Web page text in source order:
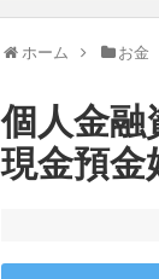
ホーム お金
個人金融
現金預金